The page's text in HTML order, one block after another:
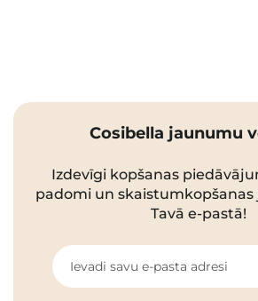
Cosibella jaunumu
Izdevīgi kopšanas
padomi un skaistumkopšanas
Tavā e-pastā!
Ievadi savu e-pasta adresi